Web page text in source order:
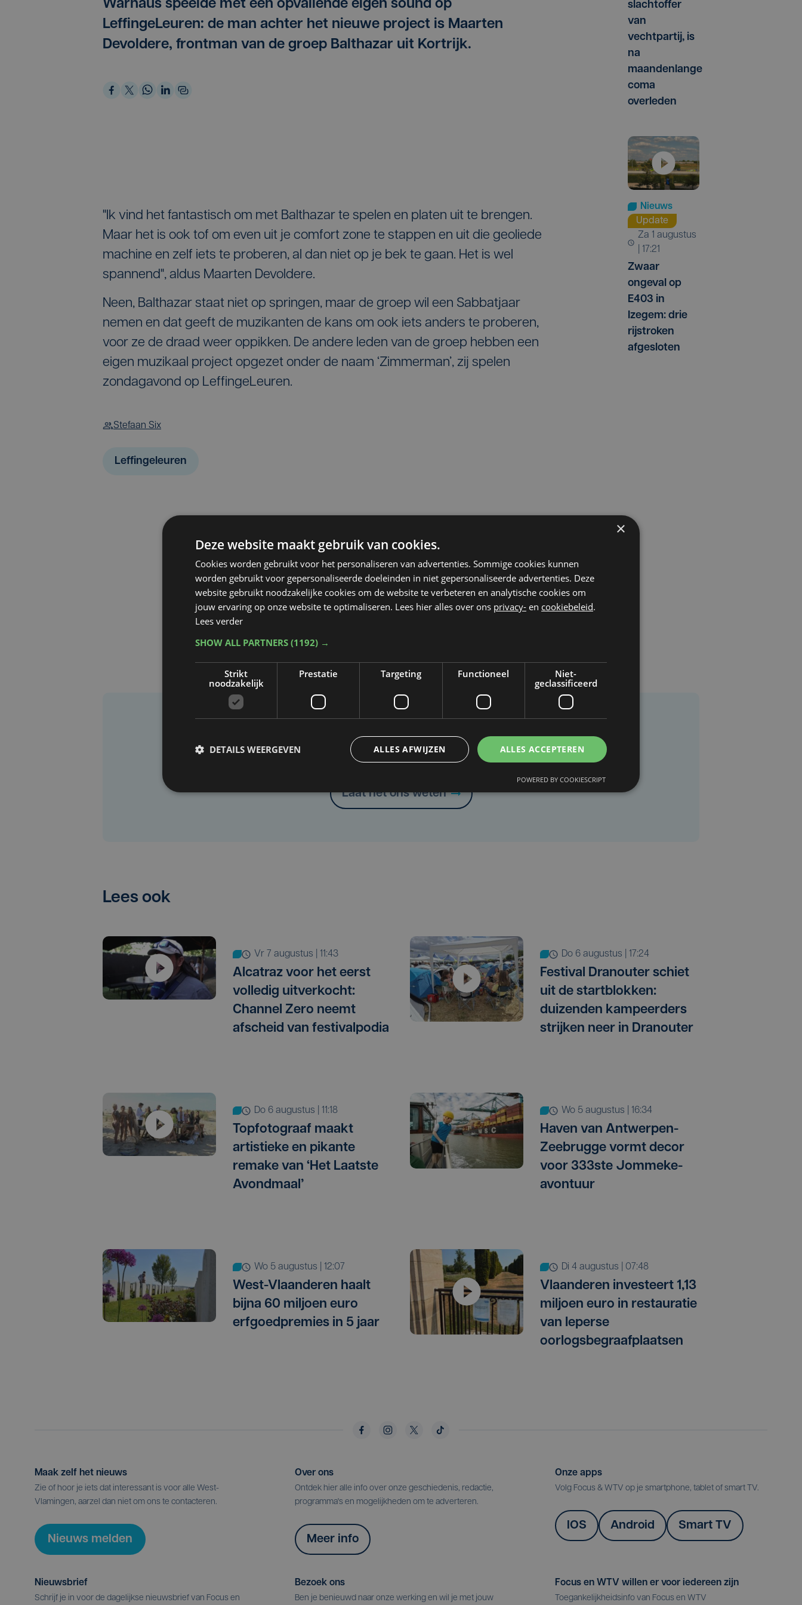
Warhaus speelde met een opvallende eigen sound op
LeffingeLeuren: de man achter het nieuwe project is Maarten
Devoldere, frontman van de groep Balthazar uit Kortrijk.
"Ik vind het fantastisch om met Balthazar te spelen en platen uit te brengen.
Maar het is ook tof om even uit je comfort zone te stappen en uit die geoliede
machine en zelf iets te proberen, al dan niet op je bek te gaan. Het is wel
spannend", aldus Maarten Devoldere.
Neen, Balthazar staat niet op springen, maar de groep wil een Sabbatjaar
nemen en dat geeft de muzikanten de kans om ook iets anders te proberen,
voor ze de draad weer oppikken. De andere leden van de groep hebben een
eigen muzikaal project opgezet onder de naam ‘Zimmerman’, zij spelen
zondagavond op LeffingeLeuren.
Stefaan Six
Leffingeleuren
slachtoffer
van
vechtpartij, is
na
maandenlange
coma
overleden
Nieuws
Update
za 1 augustus
| 17:21
Zwaar
ongeval op
E403 in
Izegem: drie
rijstroken
afgesloten
Taalfout opgemerkt?
Heb je een taal- of schrijffout opgemerkt in dit artikel?
Laat het ons weten
Lees ook
vr 7 augustus | 11:43
Alcatraz voor het eerst
volledig uitverkocht:
Channel Zero neemt
afscheid van festivalpodia
do 6 augustus | 17:24
Festival Dranouter schiet
uit de startblokken:
duizenden kampeerders
strijken neer in Dranouter
do 6 augustus | 11:18
Topfotograaf maakt
artistieke en pikante
remake van ‘Het Laatste
Avondmaal’
wo 5 augustus | 16:34
Haven van Antwerpen-
Zeebrugge vormt decor
voor 333ste Jommeke-
avontuur
wo 5 augustus | 12:07
West-Vlaanderen haalt
bijna 60 miljoen euro
erfgoedpremies in 5 jaar
di 4 augustus | 07:48
Vlaanderen investeert 1,13
miljoen euro in restauratie
van Ieperse
oorlogsbegraafplaatsen
Maak zelf het nieuws
Zie of hoor je iets dat interessant is voor alle West-
Vlamingen, aarzel dan niet om ons te contacteren.
Nieuws melden
Over ons
Ontdek hier alle info over onze geschiedenis, redactie,
programma's en mogelijkheden om te adverteren.
Meer info
Onze apps
Volg Focus & WTV op je smartphone, tablet of smart TV.
IOS Android Smart TV
Nieuwsbrief
Schrijf je in voor de dagelijkse nieuwsbrief van Focus en
Bezoek ons
Ben je benieuwd naar onze werking en wil je met jouw
Focus en WTV willen er voor iedereen zijn
Toegankelijkheidsinfo van Focus en WTV
×
Deze website maakt gebruik van cookies.
Cookies worden gebruikt voor het personaliseren van advertenties. Sommige cookies kunnen
worden gebruikt voor gepersonaliseerde doeleinden in niet gepersonaliseerde advertenties. Deze
website gebruikt noodzakelijke cookies om de website te verbeteren en analytische cookies om
jouw ervaring op onze website te optimaliseren. Lees hier alles over ons privacy- en cookiebeleid.
Lees verder
SHOW ALL PARTNERS (1192) →
Strikt
noodzakelijk
Prestatie Targeting Functioneel
Niet-
geclassificeerd
ALLES ACCEPTEREN
ALLES AFWIJZEN
DETAILS WEERGEVEN
POWERED BY COOKIESCRIPT